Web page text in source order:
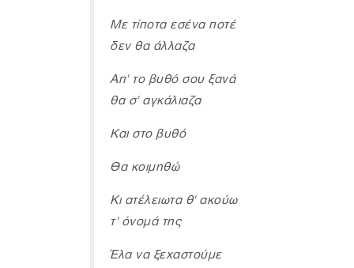
Με τίποτα εσένα ποτέ
δεν θα άλλαζα
Απ' το βυθό σου ξανά
θα σ' αγκάλιαζα
Και στο βυθό
Θα κοιμηθώ
Κι ατέλειωτα θ' ακούω
τ' όνομά της
Έλα να ξεχαστούμε